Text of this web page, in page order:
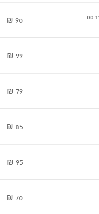
90 ₪
99 ₪
79 ₪
85 ₪
95 ₪
70 ₪